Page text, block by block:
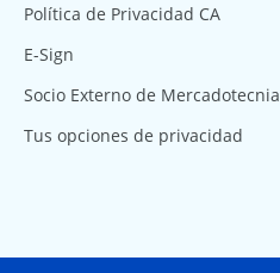
Política de Privacidad CA
E-Sign
Socio Externo de Mercadotecnia
Tus opciones de privacidad